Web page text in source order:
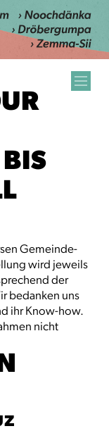
Gemeinde-
wird jeweils
der
bedanken uns
ihr Know-how.
nicht